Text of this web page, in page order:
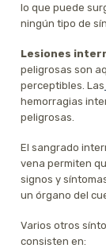
lo que puede
ningún tipo de
Lesiones
peligrosas son
perceptibles. Las
hemorragias
peligrosas.
El sangrado
vena permiten
signos y
un órgano del
Varios otros
consisten en: